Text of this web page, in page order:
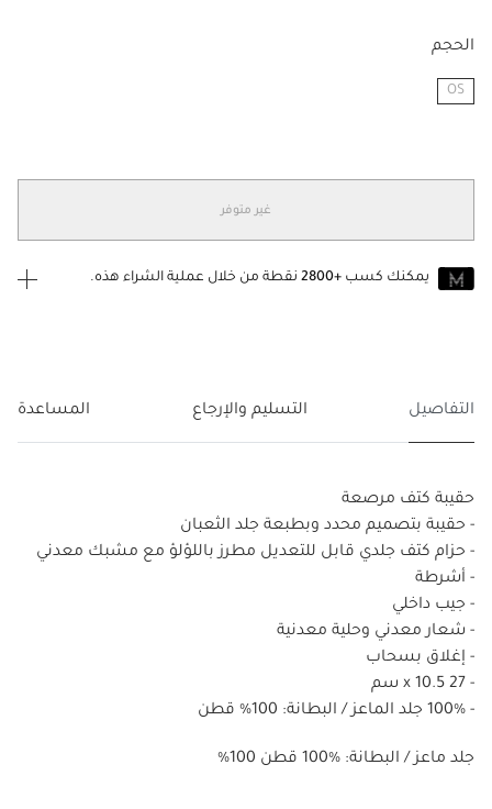
الحجم
OS
غير متوفر
يمكنك كسب +2800
نقطة من خلال عملية الشراء هذه.
التفاصيل التسليم والإرجاع المساعدة
حقيبة كتف مرصعة
- حقيبة بتصميم محدد وبطبعة جلد الثعبان
- حزام كتف جلدي قابل للتعديل مطرز باللؤلؤ مع مشبك معدني
- أشرطة
- جيب داخلي
- شعار معدني وحلية معدنية
- إغلاق بسحاب
- 27 x 10.5 سم
- 100% جلد الماعز / البطانة: 100% قطن
%100 جلد ماعز / البطانة: %100 قطن